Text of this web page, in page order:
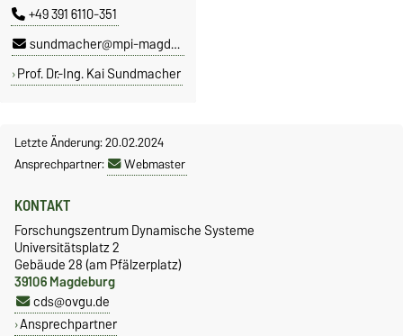
+49 391 6110-351
sundmacher@mpi-magdeburg.mpg.de
Prof. Dr.-Ing. Kai Sundmacher
Letzte Änderung: 20.02.2024
Ansprechpartner:
Webmaster
KONTAKT
Forschungszentrum Dynamische Systeme
Universitätsplatz 2
Gebäude 28 (am Pfälzerplatz)
39106 Magdeburg
cds@ovgu.de
Ansprechpartner